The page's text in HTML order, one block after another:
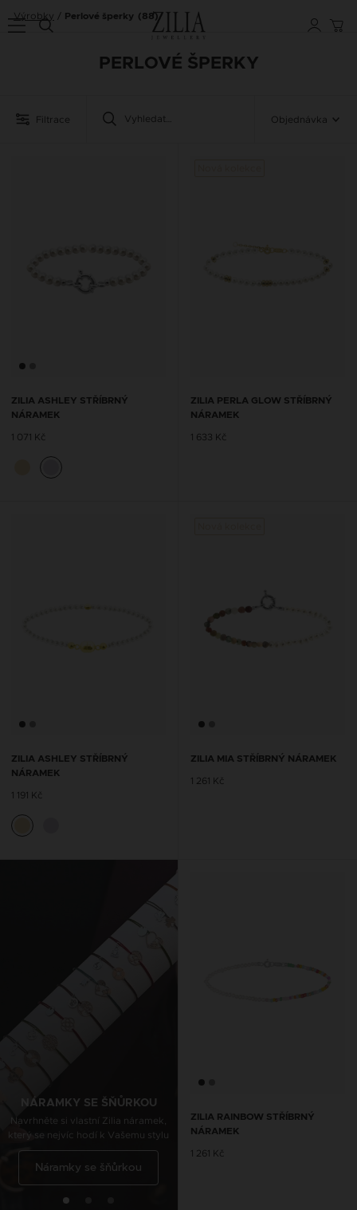
Výrobky Perlové šperky (88)
PERLOVÉ ŠPERKY
Filtrace Objednávka
ZILIA ASHLEY STŘÍBRNÝ
NÁRAMEK
1 071 Kč
ZILIA PERLA GLOW STŘÍBRNÝ
NÁRAMEK
1 633 Kč
ZILIA ASHLEY STŘÍBRNÝ
NÁRAMEK
1 191 Kč
ZILIA MIA STŘÍBRNÝ NÁRAMEK
1 261 Kč
NÁRAMKY SE ŠŇŮRKOU
Navrhněte si vlastní Zilia náramek,
který se nejvíc hodí k Vašemu stylu
Náramky se šňůrkou
Navrhněte si vlastní Zilia nákotník,
Řetízky na kotník se
ZILIA RAINBOW STŘÍBRNÝ
NÁRAMEK
1 261 Kč